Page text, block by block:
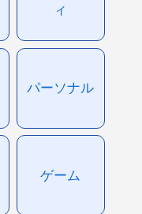
ィ
パーソナル
ゲーム